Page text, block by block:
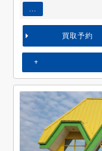
...
買取予約